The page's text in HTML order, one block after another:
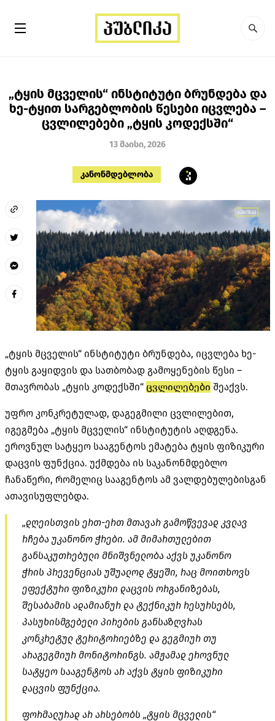
„ტყის მცველის“ ინსტიტუტი ბრუნდება და
ხე-ტყით სარგებლობის წესები იცვლება –
ცვლილებები „ტყის კოდექსში“
13 მაისი, 2026
კანონმდებლობა
„ტყის მცველის“ ინსტიტუტი ბრუნდება, იცვლება ხე-
ტყის გაყიდვის და სათბობად გამოყენების წესი –
მთავრობას „ტყის კოდექსში“ ცვლილებები შეაქვს.
უფრო კონკრეტულად, დაგეგმილი ცვლილებით,
იგეგმება „ტყის მცველის“ ინსტიტუტის აღდგენა.
ეროვნულ სატყეო სააგენტოს ემატება ტყის ფიზიკური
დაცვის ფუნქცია. უქმდება ის საკანონმდებლო
ჩანაწერი, რომელიც სააგენტოს ამ ვალდებულებისგან
ათავისუფლებდა.
„დღეისთვის ერთ-ერთ მთავარ გამოწვევად კვლავ
რჩება უკანონო ჭრები. ამ მიმართულებით
განსაკუთრებული მნიშვნელობა აქვს უკანონო
ჭრის პრევენციას უშუალოდ ტყეში, რაც მოითხოვს
ეფექტური ფიზიკური დაცვის ორგანიზებას,
შესაბამის ადამიანურ და ტექნიკურ რესურსებს,
პასუხისმგებელი პირების განსაზღვრას
კონკრეტულ ტერიტორიებზე და გეგმიურ თუ
არაგეგმიურ მონიტორინგს. ამჟამად ეროვნულ
სატყეო სააგენტოს არ აქვს ტყის ფიზიკური
დაცვის ფუნქცია.
ფორმალურად არ არსებობს „ტყის მცველის“